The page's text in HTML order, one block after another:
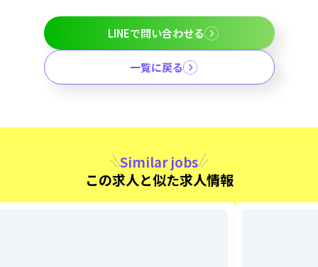
LINEで問い合わせる
一覧に戻る
Similar jobs
この求人と似た求人情報